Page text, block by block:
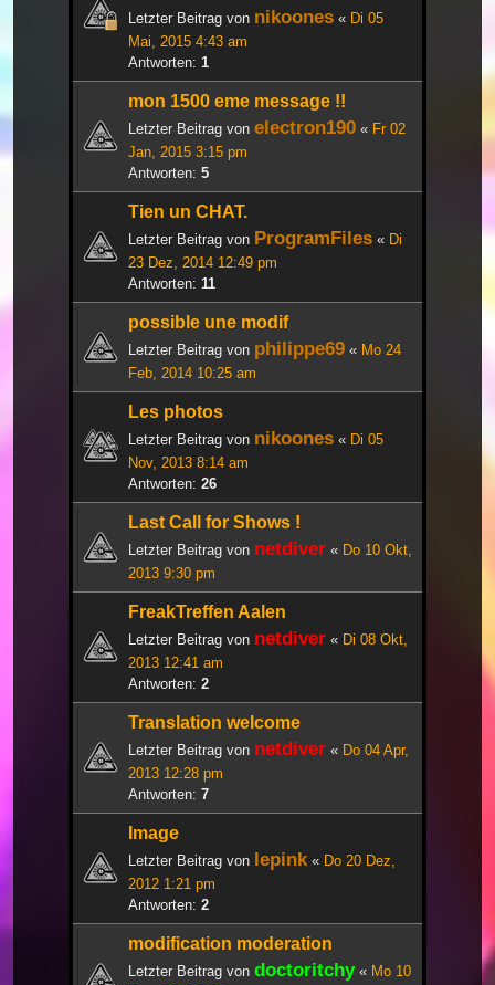
Letzter Beitrag von nikoones « Di 05
Mai, 2015 4:43 am
Antworten: 1
mon 1500 eme message !!
Letzter Beitrag von electron190 « Fr 02
Jan, 2015 3:15 pm
Antworten: 5
Tien un CHAT.
Letzter Beitrag von ProgramFiles « Di
23 Dez, 2014 12:49 pm
Antworten: 11
possible une modif
Letzter Beitrag von philippe69 « Mo 24
Feb, 2014 10:25 am
Les photos
Letzter Beitrag von nikoones « Di 05
Nov, 2013 8:14 am
Antworten: 26
Last Call for Shows !
Letzter Beitrag von netdiver « Do 10 Okt,
2013 9:30 pm
FreakTreffen Aalen
Letzter Beitrag von netdiver « Di 08 Okt,
2013 12:41 am
Antworten: 2
Translation welcome
Letzter Beitrag von netdiver « Do 04 Apr,
2013 12:28 pm
Antworten: 7
Image
Letzter Beitrag von lepink« Do 20 Dez,
2012 1:21 pm
Antworten: 2
modification moderation
Letzter Beitrag von doctoritchy« Mo 10